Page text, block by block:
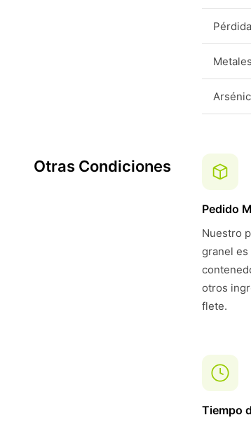
Otras Condiciones
Pedido
Nuestro
granel es
otros
flete.
Tiempo